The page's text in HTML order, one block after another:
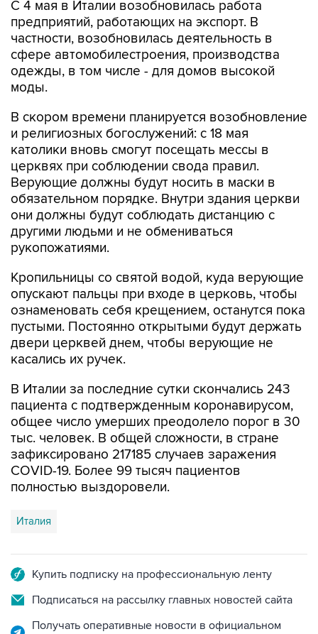
частности, возобновилась деятельность в
сфере автомобилестроения, производства
одежды, в том числе - для домов высокой
моды.
В скором времени планируется возобновление
католики вновь смогут посещать мессы в
церквях при соблюдении свода правил.
Верующие должны будут носить в маски в
обязательном порядке. Внутри здания церкви
они должны будут соблюдать дистанцию с
другими людьми и не обмениваться
рукопожатиями.
Кропильницы со святой водой, куда верующие
ознаменовать себя крещением, останутся пока
пустыми. Постоянно открытыми будут держать
двери церквей днем, чтобы верующие не
касались их ручек.
В Италии за последние сутки скончались 243
общее число умерших преодолело порог в 30
тыс. человек. В общей сложности, в стране
зафиксировано 217185 случаев заражения
COVID-19. Более 99 тысяч пациентов
полностью выздоровели.
Италия
Подписаться на рассылку главных новостей сайта
Получать оперативные новости в официальном